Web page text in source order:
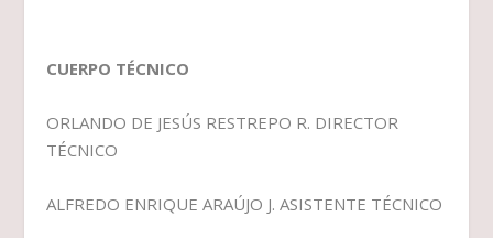
CUERPO TÉCNICO
ORLANDO DE JESÚS RESTREPO R. DIRECTOR
TÉCNICO
ALFREDO ENRIQUE ARAÚJO J. ASISTENTE TÉCNICO